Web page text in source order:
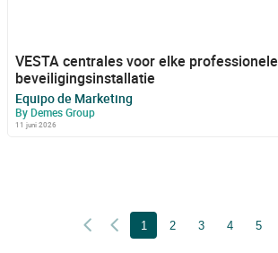
VESTA centrales voor elke professionele
beveiligingsinstallatie
Equipo de Marketing
By Demes Group
11 juni 2026
1 2 3 4 5